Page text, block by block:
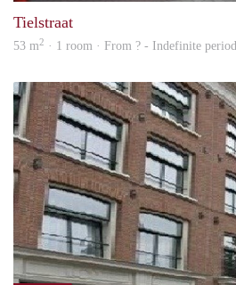
Tielstraat
53 m2 · 1 room · From ? - Indefinite period